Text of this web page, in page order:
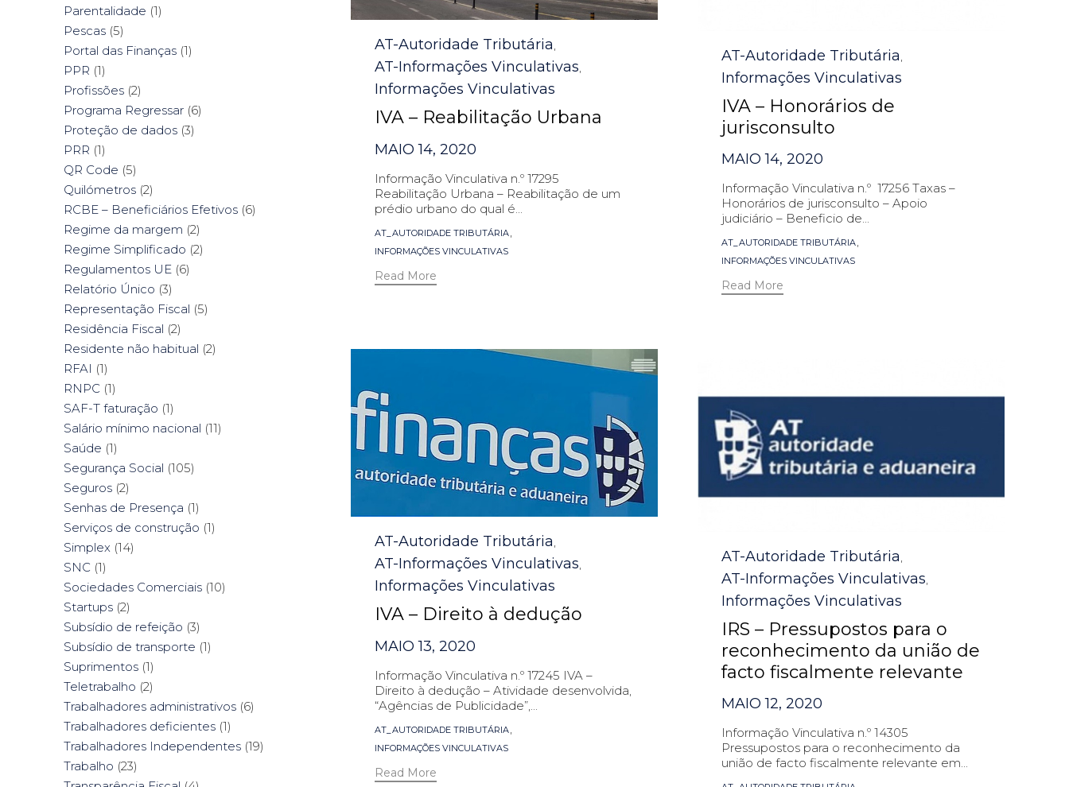
Category
AT-Autoridade Tributária,
AT-Informações Vinculativas,
Informações Vinculativas
IVA – Reabilitação Urbana
MAIO 14, 2020
Informação Vinculativa n.º 17295
Reabilitação Urbana – Reabilitação de um
prédio urbano do qual é...
Tags
AT_AUTORIDADE TRIBUTÁRIA,
INFORMAÇÕES VINCULATIVAS
Read More
Category
AT-Autoridade Tributária
Informações Vinculativas
IVA – Honorários de
jurisconsulto
MAIO 14, 2020
Informação Vinculativa n.º 17256 Taxas –
Honorários de jurisconsulto – Apoio
judiciário – Beneficio de...
Tags
AT_AUTORIDADE TRIBUTÁRIA,
INFORMAÇÕES VINCULATIVAS
Read More
Category
AT-Autoridade Tributária,
AT-Informações Vinculativas,
Informações Vinculativas
IVA – Direito à dedução
MAIO 13, 2020
Informação Vinculativa n.º 17245 IVA –
Direito à dedução – Atividade desenvolvida,
“Agências de Publicidade”,...
Tags
AT_AUTORIDADE TRIBUTÁRIA,
INFORMAÇÕES VINCULATIVAS
Read More
Category
AT-Autoridade Tributária
AT-Informações Vinculativas
Informações Vinculativas
IRS – Pressupostos para o
reconhecimento da união de
facto fiscalmente relevante
MAIO 12, 2020
Informação Vinculativa n.º 14305
Pressupostos para o reconhecimento da
união de facto fiscalmente relevante em...
Parentalidade (1)
Pescas (5)
Portal das Finanças (1)
PPR (1)
Profissões (2)
Programa Regressar (6)
Proteção de dados (3)
PRR (1)
QR Code (5)
Quilómetros (2)
RCBE – Beneficiários Efetivos (6)
Regime da margem (2)
Regime Simplificado (2)
Regulamentos UE (6)
Relatório Único (3)
Representação Fiscal (5)
Residência Fiscal (2)
Residente não habitual (2)
RFAI (1)
RNPC (1)
SAF-T faturação (1)
Salário mínimo nacional (11)
Saúde (1)
Segurança Social (105)
Seguros (2)
Senhas de Presença (1)
Serviços de construção (1)
Simplex (14)
SNC (1)
Sociedades Comerciais (10)
Startups (2)
Subsídio de refeição (3)
Subsídio de transporte (1)
Suprimentos (1)
Teletrabalho (2)
Trabalhadores administrativos (6)
Trabalhadores deficientes (1)
Trabalhadores Independentes (19)
Trabalho (23)